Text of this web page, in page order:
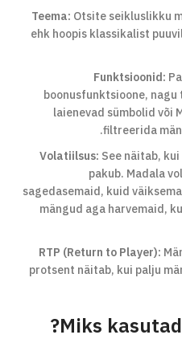
Teema: Otsite seikluslikku
ehk hoopis klassikalist
Funktsioonid:
boonusfunktsioone,
laienevad sümbolid või
filtreerida
Volatiilsus: See näitab,
pakub. Madala
sagedasemaid, kuid
mängud aga harvemaid,
RTP (Return to Player):
protsent näitab, kui palju
Miks